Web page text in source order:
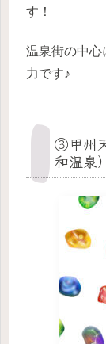
す！
温泉街の中心
力です♪
③甲州
和温泉）